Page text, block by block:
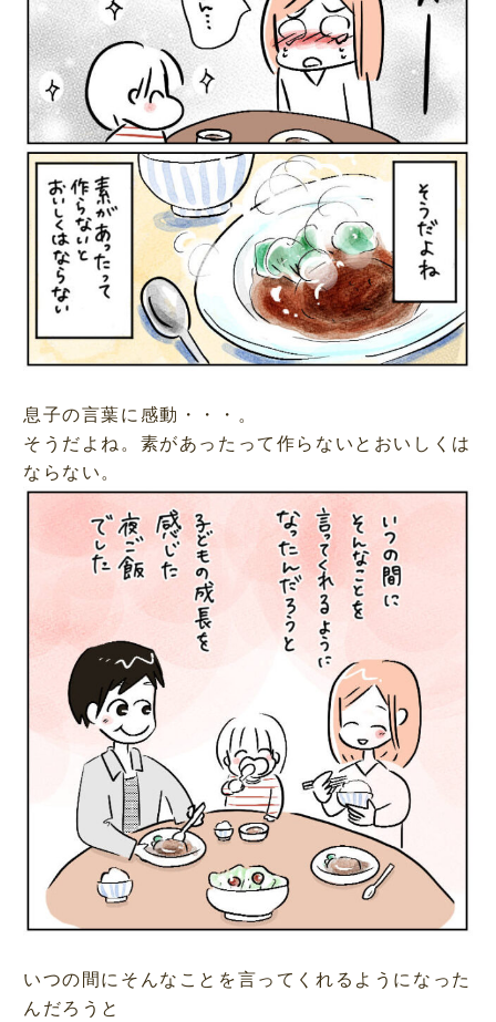
息子の言葉に感動・・・。
そうだよね。素があったって作らないとおいしくは
ならない。
いつの間にそんなことを言ってくれるようになった
んだろうと